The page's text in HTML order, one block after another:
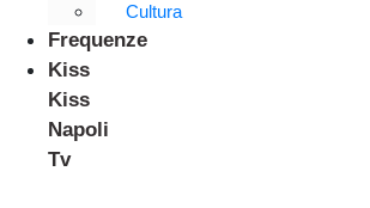
Cultura
Frequenze
Kiss
Kiss
Napoli
Tv